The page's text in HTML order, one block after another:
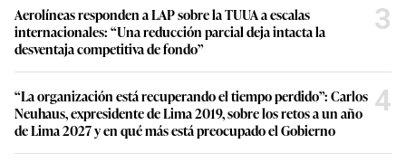
Aerolíneas responden a LAP sobre la TUUA a escalas
internacionales: “Una reducción parcial deja intacta la
desventaja competitiva de fondo”
3
“La organización está recuperando el tiempo perdido”: Carlos
Neuhaus, expresidente de Lima 2019, sobre los retos a un año
de Lima 2027 y en qué más está preocupado el Gobierno
4